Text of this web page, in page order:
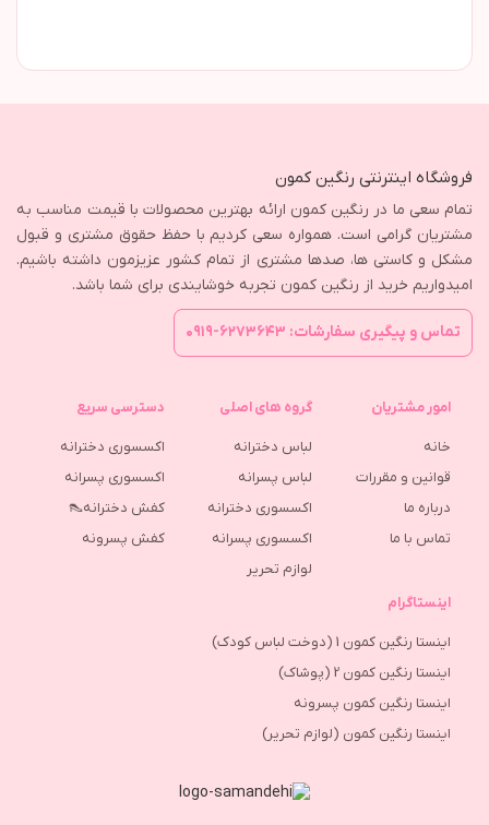
فروشگاه اینترنتی رنگین کمون
تمام سعی ما در رنگین کمون ارائه بهترین محصولات با قیمت مناسب به
مشتریان گرامی است. همواره سعی کردیم با حفظ حقوق مشتری و قبول
مشکل و کاستی ها، صدها مشتری از تمام کشور عزیزمون داشته باشیم.
امیدواریم خرید از رنگین کمون تجربه خوشایندی برای شما باشد.
تماس و پیگیری سفارشات: ۶۲۷۳۶۴۳-۰۹۱۹
امور مشتریان
خانه
قوانین و مقررات
درباره ما
تماس با ما
گروه های اصلی
لباس دخترانه
لباس پسرانه
اکسسوری دخترانه
اکسسوری پسرانه
لوازم تحریر
دسترسی سریع
اکسسوری دخترانه
اکسسوری پسرانه
کفش دخترانه👠
كفش پسرونه
اینستاگرام
اینستا رنگین کمون 1 (دوخت لباس کودک)
اینستا رنگین کمون 2 (پوشاک)
اینستا رنگین کمون پسرونه
اینستا رنگین کمون (لوازم تحریر)